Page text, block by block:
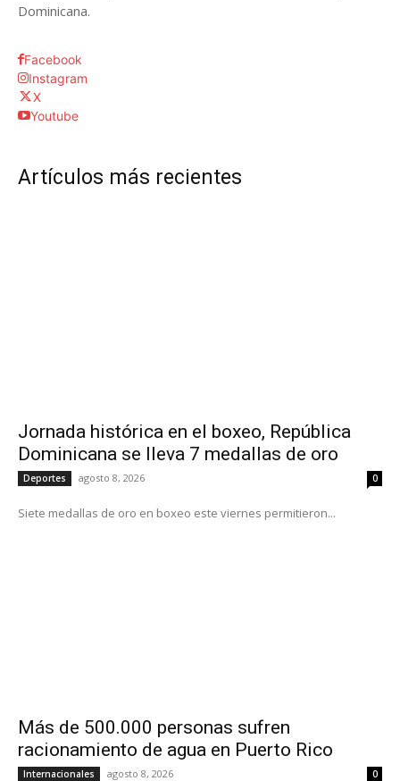
Dominicana.
Facebook
Instagram
X
Youtube
Artículos más recientes
Jornada histórica en el boxeo, República
Dominicana se lleva 7 medallas de oro
Deportes agosto 8, 2026 0
Siete medallas de oro en boxeo este viernes permitieron...
Más de 500.000 personas sufren
racionamiento de agua en Puerto Rico
Internacionales agosto 8, 2026 0